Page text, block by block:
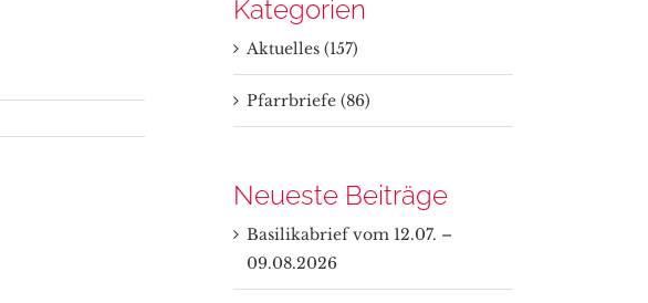
Kategorien
Aktuelles (157)
Pfarrbriefe (86)
Neueste Beiträge
Basilikabrief vom 12.07. –
09.08.2026